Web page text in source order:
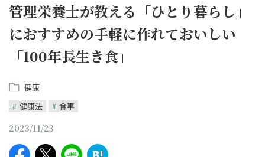
管理栄養士が教える「ひとり暮らし」
におすすめの手軽に作れておいしい
「100年長生き食」
健康
健康法
食事
2023/11/23